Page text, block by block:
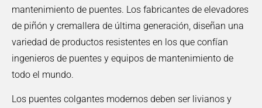
mantenimiento de puentes. Los fabricantes de elevadores
de piñón y cremallera de última generación, diseñan una
variedad de productos resistentes en los que confían
ingenieros de puentes y equipos de mantenimiento de
todo el mundo.
Los puentes colgantes modernos deben ser livianos y